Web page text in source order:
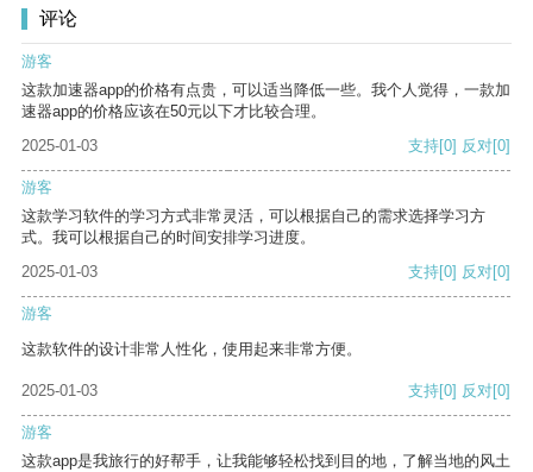
评论
游客
这款加速器app的价格有点贵，可以适当降低一些。我个人觉得，一款加
速器app的价格应该在50元以下才比较合理。
2025-01-03
支持[0] 反对[0]
游客
这款学习软件的学习方式非常灵活，可以根据自己的需求选择学习方
式。我可以根据自己的时间安排学习进度。
2025-01-03
支持[0] 反对[0]
游客
这款软件的设计非常人性化，使用起来非常方便。
2025-01-03 支持[0] 反对[0]
游客
这款app是我旅行的好帮手，让我能够轻松找到目的地，了解当地的风土